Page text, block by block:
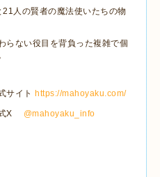
21 人の賢者の魔法使いたちの物
らない役目を背負った複雑で個
サイト https://mahoyaku.com/
X @mahoyaku_info